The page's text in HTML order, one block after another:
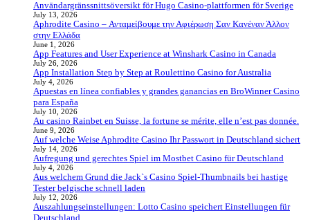
Användargränssnittsöversikt för Hugo Casino-plattformen för Sverige
July 13, 2026
Aphrodite Casino – Ανταμείβουμε την Αφιέρωση Σαν Κανέναν Άλλον
στην Ελλάδα
June 1, 2026
App Features and User Experience at Winshark Casino in Canada
July 26, 2026
App Installation Step by Step at Roulettino Casino for Australia
July 4, 2026
Apuestas en línea confiables y grandes ganancias en BroWinner Casino
para España
July 10, 2026
Au casino Rainbet en Suisse, la fortune se mérite, elle n’est pas donnée.
June 9, 2026
Auf welche Weise Aphrodite Casino Ihr Passwort in Deutschland sichert
July 14, 2026
Aufregung und gerechtes Spiel im Mostbet Casino für Deutschland
July 4, 2026
Aus welchem Grund die Jack`s Casino Spiel-Thumbnails bei hastige
Tester belgische schnell laden
July 12, 2026
Auszahlungseinstellungen: Lotto Casino speichert Einstellungen für
Deutschland